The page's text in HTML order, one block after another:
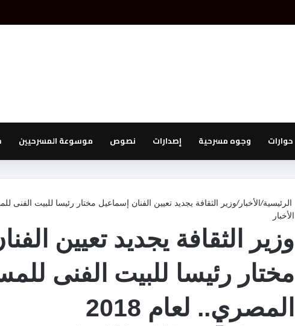
حوارات وجوه مسرحية إصدارات نصوص موسوعة المسرحيين
الرئيسية/الأخبار/وزير الثقافة يجديد تعيين الفنان إسماعيل مختار رئيسا للبيت الفنى
الأخبار
وزير الثقافة يجديد تعيين
مختار رئيسا للبيت الفنى
المصري.. لعام 2018